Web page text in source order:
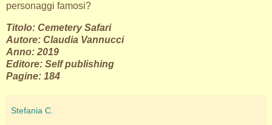
personaggi famosi?
Titolo: Cemetery Safari
Autore: Claudia Vannucci
Anno: 2019
Editore: Self publishing
Pagine: 184
Stefania C.